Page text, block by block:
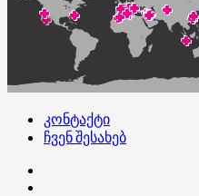
კონტაქტი
ჩვენ შესახებ